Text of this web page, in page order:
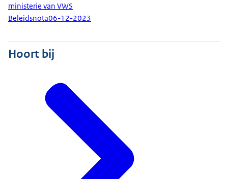
ministerie van VWS
Beleidsnota06-12-2023
Hoort bij